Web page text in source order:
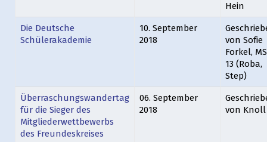
Hein
Die Deutsche
Schülerakademie
10. September
2018
von Sofie
Forkel,
13 (Roba,
Step)
Überraschungswandertag
für die Sieger des
Mitgliederwettbewerbs
des Freundeskreises
06. September
2018
von Knoll